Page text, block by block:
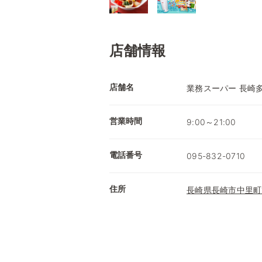
店舗情報
店舗名 業務スーパー 長崎
営業時間 9:00～21:00
電話番号 095-832-0710
住所 長崎県長崎市中里